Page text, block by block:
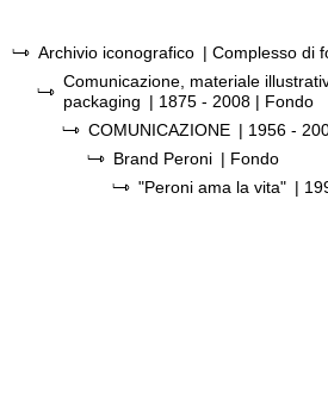
Archivio iconografico | Complesso di
Comunicazione, materiale
packaging | 1875 - 2008 | Fondo
COMUNICAZIONE | 1956 -
Brand Peroni | Fondo
"Peroni ama la vita" |